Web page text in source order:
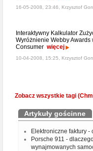
16-05-2008, 23:46, Krzysztof
Interaktywny Kalkulator
Wyróżnienie Webby
Consumer więcej
10-04-2008, 15:25, Krzysztof
Zobacz wszystkie tagi
Artykuły gościnne
Elektroniczne faktury -
Porsche 911 -
wynajmowanych